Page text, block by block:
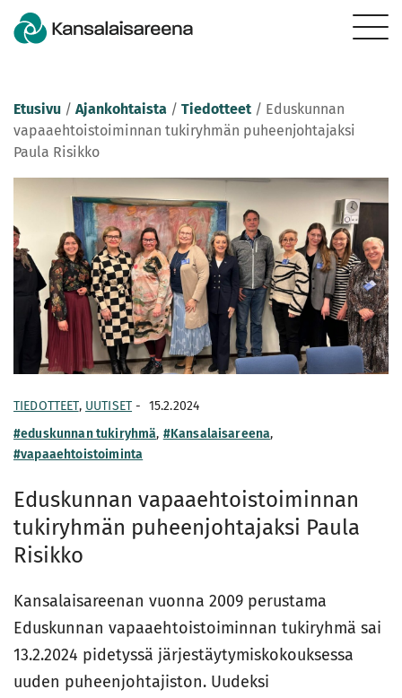
Etusivu / Ajankohtaista / Tiedotteet / Eduskunnan
vapaaehtoistoiminnan tukiryhmän puheenjohtajaksi
Paula Risikko
TIEDOTTEET, UUTISET - 15.2.2024
#eduskunnan tukiryhmä, #Kansalaisareena,
#vapaaehtoistoiminta
Eduskunnan vapaaehtoistoiminnan
tukiryhmän puheenjohtajaksi Paula
Risikko
Kansalaisareenan vuonna 2009 perustama
Eduskunnan vapaaehtoistoiminnan tukiryhmä sai
13.2.2024 pidetyssä järjestäytymiskokouksessa
uuden puheenjohtajiston. Uudeksi